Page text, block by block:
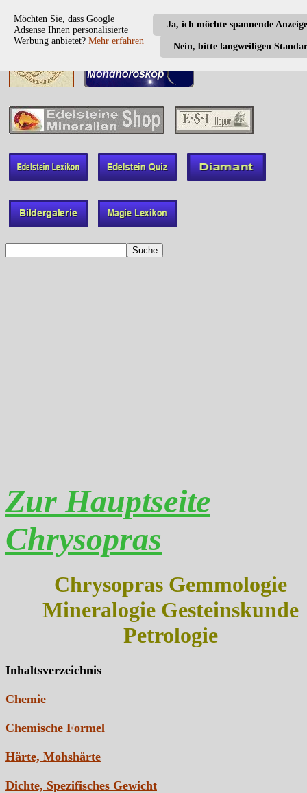
Ja, ich möchte spannende
Nein, bitte langweiligen
Möchten Sie, dass Google
Adsense Ihnen personalisierte
Werbung anbietet? Mehr erfahren
Zur Hauptseite
Chrysopras
Chrysopras Gemmologie
Mineralogie Gesteinskunde
Petrologie
Inhaltsverzeichnis
Chemie
Chemische Formel
Härte, Mohshärte
Dichte, Spezifisches Gewicht